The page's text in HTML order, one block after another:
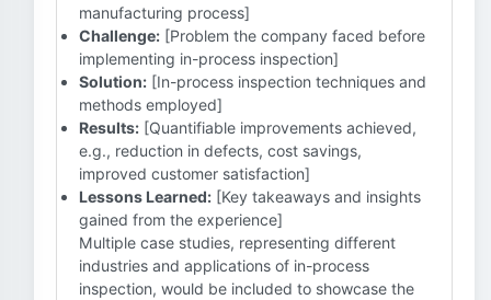
manufacturing process]
Challenge: [Problem the company faced before
implementing in-process inspection]
Solution: [In-process inspection techniques and
methods employed]
Results: [Quantifiable improvements achieved,
e.g., reduction in defects, cost savings,
improved customer satisfaction]
Lessons Learned: [Key takeaways and insights
gained from the experience]
Multiple case studies, representing different
industries and applications of in-process
inspection, would be included to showcase the